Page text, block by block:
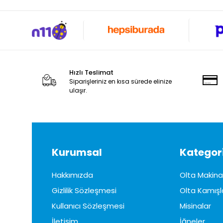
LuckyJohn
Mepps
Mutant
Pandora
PİRANHA
Police
Portfish
Hızlı Teslimat
Siparişleriniz en kısa sürede elinize
ulaşır.
Kurumsal
Hakkımızda
Gizlilik Sözleşmesi
Kullanıcı Sözleşmesi
Olta
Olta
Misinalar